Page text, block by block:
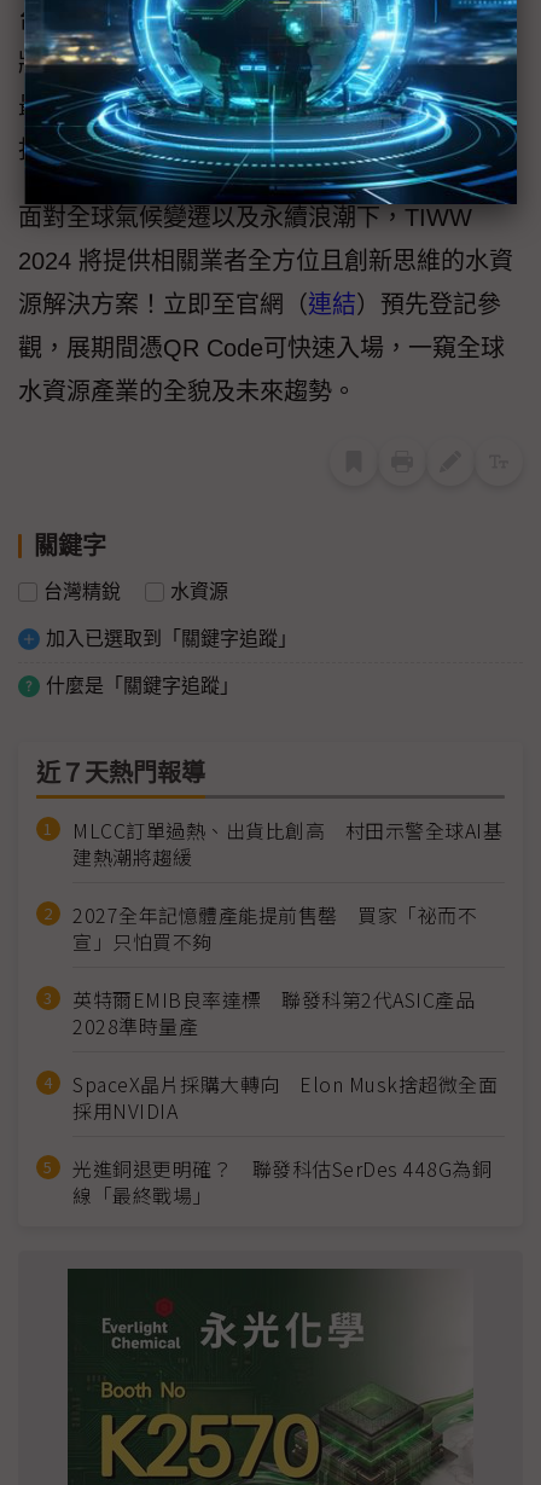
台灣面臨水問題之可能解方。多元的展中活動
將帶領參觀者深入瞭解水資源產業現況、掌握
最新技術及市場動態，並尋找潛在合作夥伴，
拓展全球商機。
面對全球氣候變遷以及永續浪潮下，TIWW
2024 將提供相關業者全方位且創新思維的水資
源解決方案！立即至官網（連結）預先登記參
觀，展期間憑QR Code可快速入場，一窺全球
水資源產業的全貌及未來趨勢。
關鍵字
台灣精銳 水資源
加入已選取到「關鍵字追蹤」
什麼是「關鍵字追蹤」
近７天熱門報導
MLCC訂單過熱、出貨比創高 村田示警全球AI基
建熱潮將趨緩
2027全年記憶體產能提前售罄 買家「祕而不
宣」只怕買不夠
英特爾EMIB良率達標 聯發科第2代ASIC產品
2028準時量產
SpaceX晶片採購大轉向 Elon Musk捨超微全面
採用NVIDIA
光進銅退更明確？ 聯發科估SerDes 448G為銅
線「最終戰場」